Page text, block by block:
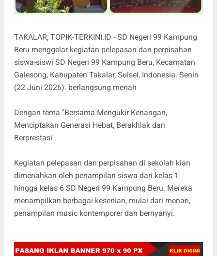
TAKALAR, TOPIK-TERKINI.ID - SD Negeri 99 Kampung
Beru menggelar kegiatan pelepasan dan perpisahan
siswa-siswi SD Negeri 99 Kampung Beru, Kecamatan
Galesong, Kabupaten Takalar, Sulsel, Indonesia. Senin
(22 Juni 2026). berlangsung meriah
Dengan tema "Bersama Mengukir Kenangan,
Menciptakan Generasi Hebat, Berakhlak dan
Berprestasi".
Kegiatan pelepasan dan perpisahan di sekolah kian
dimeriahkan oleh penampilan siswa dari kelas 1
hingga kelas 6 SD Negeri 99 Kampung Beru. Mereka
menampilkan berbagai kesenian, mulai dari menari,
penampilan music kontemporer dan bernyanyi.